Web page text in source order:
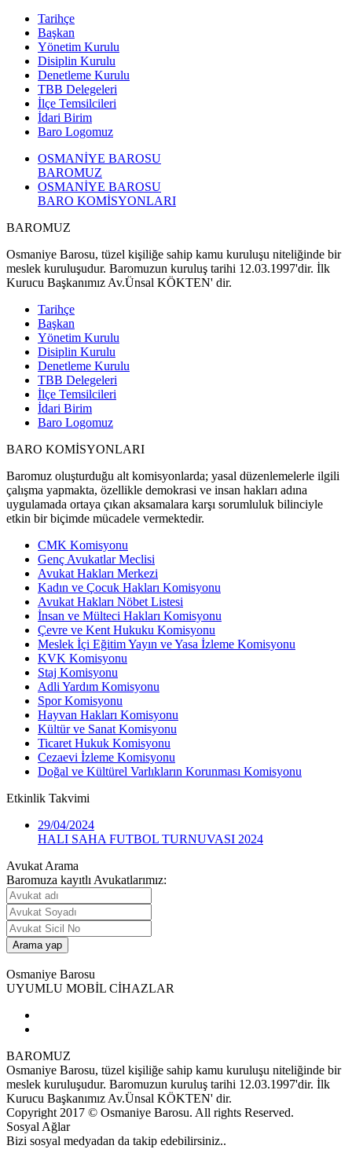
Tarihçe
Başkan
Yönetim Kurulu
Disiplin Kurulu
Denetleme Kurulu
TBB Delegeleri
İlçe Temsilcileri
İdari Birim
Baro Logomuz
OSMANİYE BAROSU
BAROMUZ
OSMANİYE BAROSU
BARO KOMİSYONLARI
BAROMUZ
Osmaniye Barosu, tüzel kişiliğe sahip kamu kuruluşu niteliğinde bir
meslek kuruluşudur. Baromuzun kuruluş tarihi 12.03.1997'dir. İlk
Kurucu Başkanımız Av.Ünsal KÖKTEN' dir.
Tarihçe
Başkan
Yönetim Kurulu
Disiplin Kurulu
Denetleme Kurulu
TBB Delegeleri
İlçe Temsilcileri
İdari Birim
Baro Logomuz
BARO KOMİSYONLARI
Baromuz oluşturduğu alt komisyonlarda; yasal düzenlemelerle ilgili
çalışma yapmakta, özellikle demokrasi ve insan hakları adına
uygulamada ortaya çıkan aksamalara karşı sorumluluk bilinciyle
etkin bir biçimde mücadele vermektedir.
CMK Komisyonu
Genç Avukatlar Meclisi
Avukat Hakları Merkezi
Kadın ve Çocuk Hakları Komisyonu
Avukat Hakları Nöbet Listesi
İnsan ve Mülteci Hakları Komisyonu
Çevre ve Kent Hukuku Komisyonu
Meslek İçi Eğitim Yayın ve Yasa İzleme Komisyonu
KVK Komisyonu
Staj Komisyonu
Adli Yardım Komisyonu
Spor Komisyonu
Hayvan Hakları Komisyonu
Kültür ve Sanat Komisyonu
Ticaret Hukuk Komisyonu
Cezaevi İzleme Komisyonu
Doğal ve Kültürel Varlıkların Korunması Komisyonu
Etkinlik Takvimi
29/04/2024
HALI SAHA FUTBOL TURNUVASI 2024
Avukat Arama
Baromuza kayıtlı Avukatlarımız:
Osmaniye Barosu
UYUMLU MOBİL CİHAZLAR
BAROMUZ
Osmaniye Barosu, tüzel kişiliğe sahip kamu kuruluşu niteliğinde bir
meslek kuruluşudur. Baromuzun kuruluş tarihi 12.03.1997'dir. İlk
Kurucu Başkanımız Av.Ünsal KÖKTEN' dir.
Copyright 2017 © Osmaniye Barosu. All rights Reserved.
Sosyal Ağlar
Bizi sosyal medyadan da takip edebilirsiniz..